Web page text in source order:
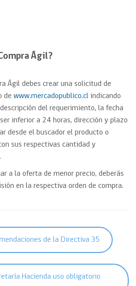
Ágil?
Ágil debes crear una solicitud de
de www.mercadopublico.cl indicando
del requerimiento, la fecha
inferior a 24 horas, dirección y plazo
desde el buscador el producto o
sus respectivas cantidad y
a la oferta de menor precio, deberás
en la respectiva orden de compra.
de la Directiva 35
Hacienda uso obligatorio